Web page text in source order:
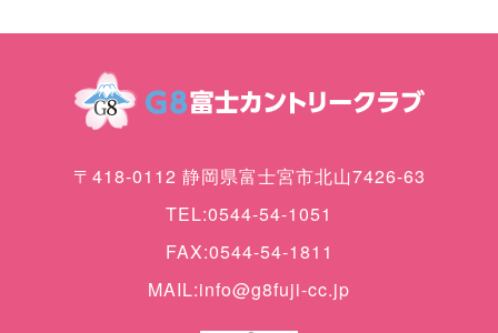
〒418-0112 静岡県富士宮市北山7426-63
TEL:0544-54-1051
FAX:0544-54-1811
MAIL:info@g8fuji-cc.jp